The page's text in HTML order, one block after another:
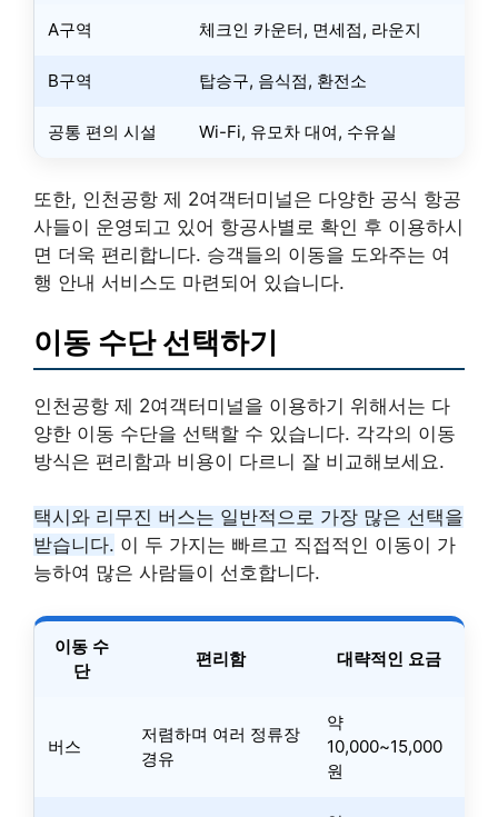
A구역 체크인 카운터, 면세점, 라운지
B구역 탑승구, 음식점, 환전소
공통 편의 시설 Wi-Fi, 유모차 대여, 수유실
또한, 인천공항 제 2여객터미널은 다양한 공식 항공
사들이 운영되고 있어 항공사별로 확인 후 이용하시
면 더욱 편리합니다. 승객들의 이동을 도와주는 여
행 안내 서비스도 마련되어 있습니다.
이동 수단 선택하기
인천공항 제 2여객터미널을 이용하기 위해서는 다
양한 이동 수단을 선택할 수 있습니다. 각각의 이동
방식은 편리함과 비용이 다르니 잘 비교해보세요.
택시와 리무진 버스는 일반적으로 가장 많은 선택을
받습니다. 이 두 가지는 빠르고 직접적인 이동이 가
능하여 많은 사람들이 선호합니다.
이동 수
단
편리함 대략적인 요금
버스
저렴하며 여러 정류장
경유
약
10,000~15,000
원